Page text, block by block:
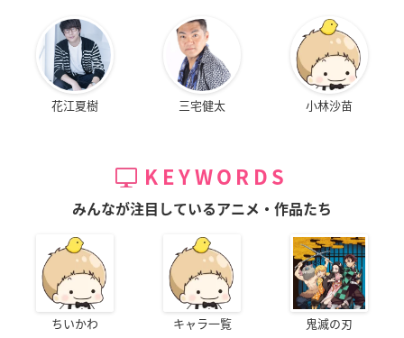
花江夏樹 三宅健太 小林沙苗
KEYWORDS
みんなが注目しているアニメ・作品たち
ちいかわ キャラ一覧 鬼滅の刃